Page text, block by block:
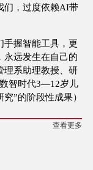
们，过度依赖AI带
握智能工具，更
永远发生在自己的
理系助理教授、研
智时代3—12岁儿
”的阶段性成果）
查看更多